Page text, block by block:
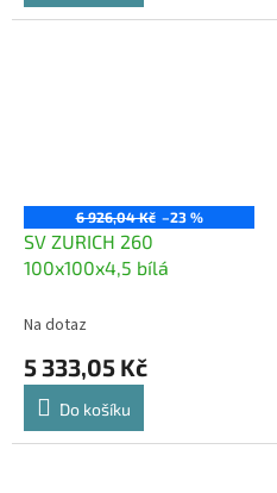
6 926,04 Kč –23 %
SV ZURICH 260
100x100x4,5 bílá
Na dotaz
5 333,05 Kč
Do košíku